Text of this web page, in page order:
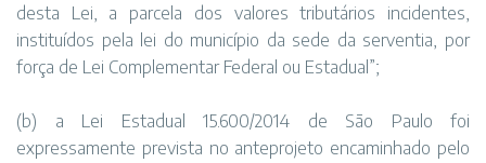
desta Lei, a parcela dos valores tributários incidentes,
instituídos pela lei do município da sede da serventia, por
força de Lei Complementar Federal ou Estadual”;
(b) a Lei Estadual 15.600/2014 de São Paulo foi
expressamente prevista no anteprojeto encaminhado pelo